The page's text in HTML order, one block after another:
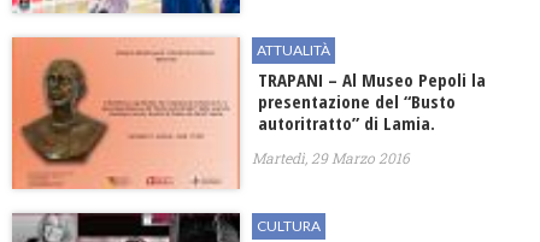
ATTUALITÀ
TRAPANI – Al Museo Pepoli la
presentazione del “Busto
autoritratto” di Lamia.
Martedì, 29 Marzo 2016
CULTURA